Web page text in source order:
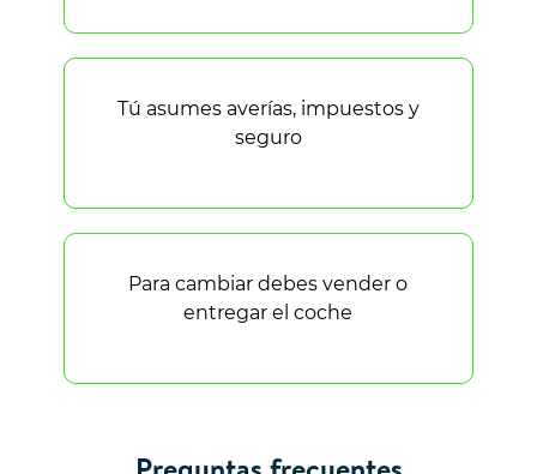
Tú asumes averías, impuestos y
seguro
Para cambiar debes vender o
entregar el coche